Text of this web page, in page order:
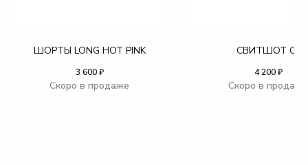
ШОРТЫ LONG HOT PINK
3 600 ₽
СВИТШОТ CF
4 200 ₽